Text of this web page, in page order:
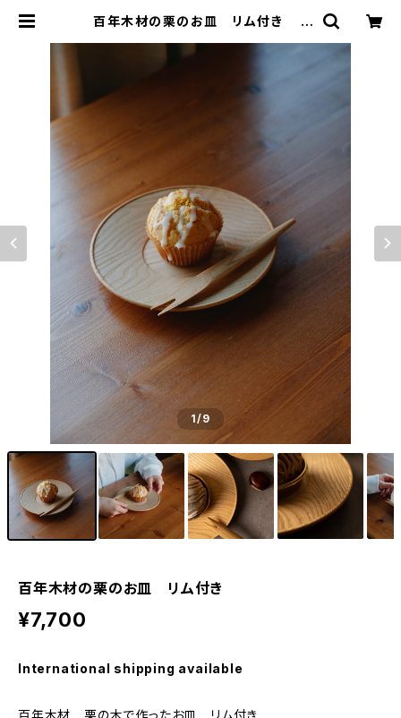
百年木材の栗のお皿 リム付き |
1/9
百年木材の栗のお皿 リム付き
¥7,700
International shipping available
百年木材 栗の木で作ったお皿 リム付き